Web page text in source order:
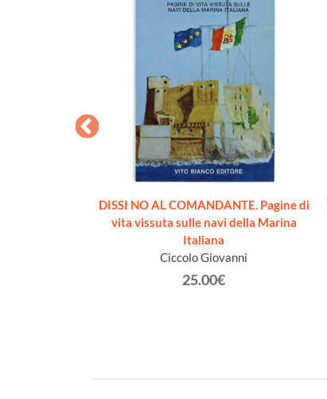
DISSI NO AL COMANDANTE. Pagine di
vita vissuta sulle navi della Marina
Italiana
Ciccolo Giovanni
25.00€